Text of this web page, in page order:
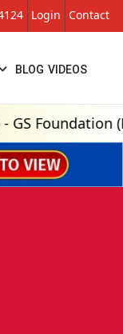
Login Contact
BLOG VIDEOS
(P+M) : 18th